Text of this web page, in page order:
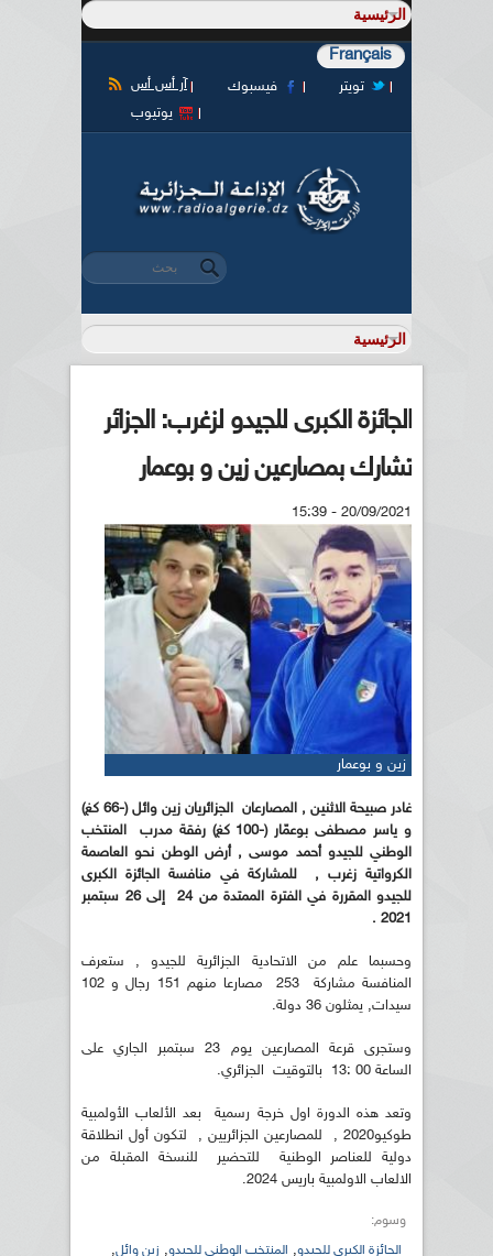
Français
آر أس أس فيسبوك
تويتر
يوتيوب
استمارة البحث
‏بحث ‏
الجائزة الكبرى للجيدو لزغرب: الجزائر
تشارك بمصارعين زين و بوعمار
20/09/2021 - 15:39
زين و بوعمار
غادر صبيحة الاثنين , المصارعان الجزائريان زين وائل (-66 كغ)
و ياسر مصطفى بوعمّار (-100 كغ) رفقة مدرب المنتخب
الوطني للجيدو أحمد موسى , أرض الوطن نحو العاصمة
الكرواتية زغرب , للمشاركة في منافسة الجائزة الكبرى
للجيدو المقررة في الفترة الممتدة من 24 إلى 26 سبتمبر
2021 .
وحسبما علم من الاتحادية الجزائرية للجيدو , ستعرف
المنافسة مشاركة 253 مصارعا منهم 151 رجال و 102
سيدات, يمثلون 36 دولة.
وستجرى قرعة المصارعين يوم 23 سبتمبر الجاري على
الساعة 00 :13 بالتوقيت الجزائري.
وتعد هذه الدورة اول خرجة رسمية بعد الألعاب الأولمبية
طوكيو2020 , للمصارعين الجزائريين , لتكون أول انطلاقة
دولية للعناصر الوطنية للتحضير للنسخة المقبلة من
الالعاب الاولمبية باريس 2024.
وسوم:
الجائزة الكبرى للجيدو, المنتخب الوطني للجيدو, زين وائل,